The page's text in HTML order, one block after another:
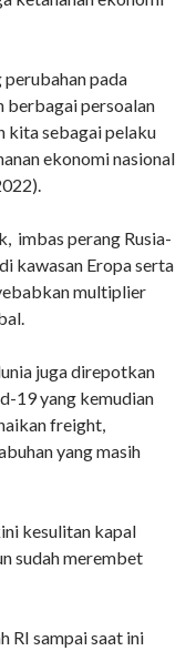
pada
berbagai persoalan
kita sebagai pelaku
ekonomi nasional
imbas perang Rusia-
kawasan Eropa serta
multiplier
juga direpotkan
19 yang kemudian
freight,
yang masih
kesulitan kapal
sudah merembet
RI sampai saat ini